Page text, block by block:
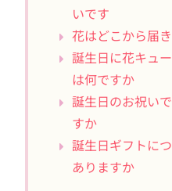
いです
花はどこから届
誕生日に花キュ
は何ですか
誕生日のお祝い
すか
誕生日ギフトに
ありますか